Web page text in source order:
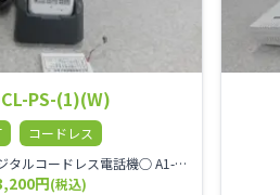
PS-(1)(W)
コードレス
NTT αA1シリーズ デジタルコードレス電話機○ A1-DCL-PS-(1)(W)は8ボタンの防水機能付デジタルコードレス電話機○ 視認性の向上するためLCDを大型化し、操作性向上のためボタンを大型化○ 開発要望にお答えし、折れにくいアンテナや充電池容量も向上(720mAh→1000mAh)○ IPX4相当の生活防水性能を装備
円(税込)